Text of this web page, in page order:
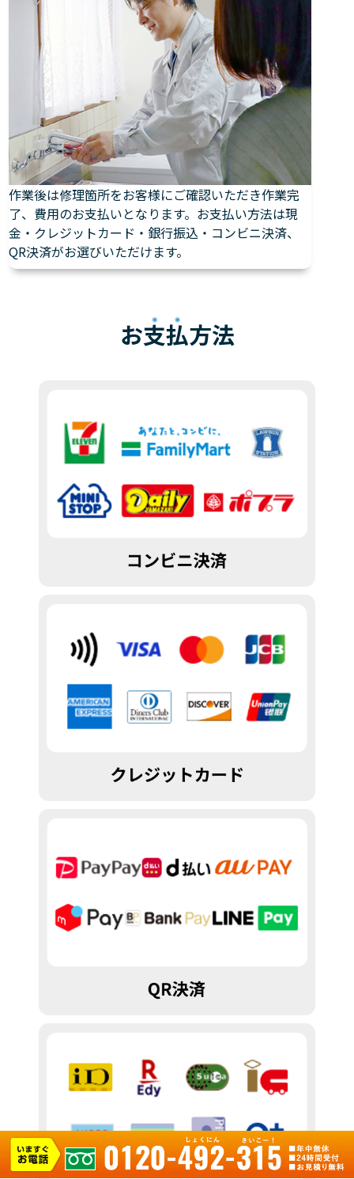
作業後は修理箇所をお客様にご確認いただき作業完
了、費用のお支払いとなります。お支払い方法は現
金・クレジットカード・銀行振込・コンビニ決済、
QR決済がお選びいただけます。
お支払方法